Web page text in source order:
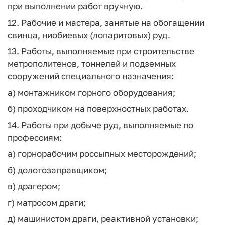
при выполнении работ вручную.
12. Рабочие и мастера, занятые на обогащении
свинца, ниобиевых (лопаритовых) руд.
13. Работы, выполняемые при строительстве
метрополитенов, тоннелей и подземных
сооружений специального назначения:
а) монтажником горного оборудования;
б) проходчиком на поверхностных работах.
14. Работы при добыче руд, выполняемые по
профессиям:
а) горнорабочим россыпных месторождений;
б) долотозаправщиком;
в) драгером;
г) матросом драги;
д) машинистом драги, реактивной установки;